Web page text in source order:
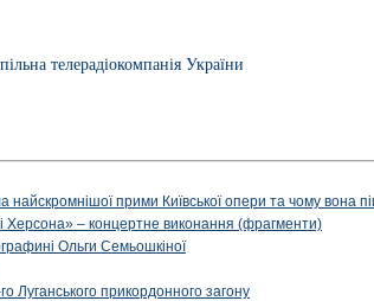
телерадіокомпанія України
прими Київської опери та чому вона
Херсона» – концертне виконання (фрагменти)
Ольги Семьошкіної
Луганського прикордонного загону